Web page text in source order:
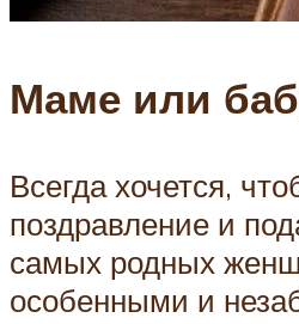
Маме или
Всегда хочется,
поздравление и
самых родных
особенными и